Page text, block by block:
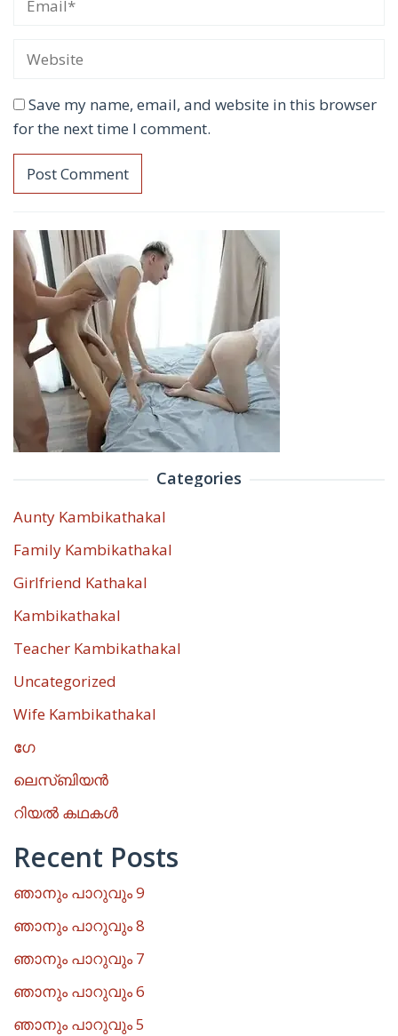
Save my name, email, and website in this browser
for the next time I comment.
Categories
Aunty Kambikathakal
Family Kambikathakal
Girlfriend Kathakal
Kambikathakal
Teacher Kambikathakal
Uncategorized
Wife Kambikathakal
ഗേ
ലെസ്ബിയൻ
റിയൽ കഥകൾ
Recent Posts
ഞാനും പാറുവും 9
ഞാനും പാറുവും 8
ഞാനും പാറുവും 7
ഞാനും പാറുവും 6
ഞാനും പാറുവും 5